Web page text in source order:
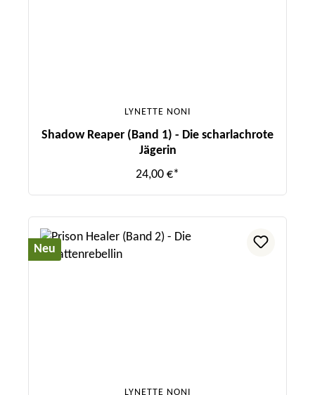
LYNETTE NONI
Shadow Reaper (Band 1) - Die scharlachrote
Jägerin
24,00 €*
Neu
LYNETTE NONI